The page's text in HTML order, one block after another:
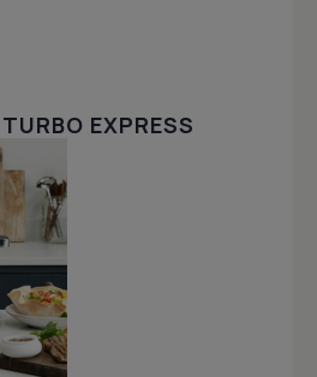
EXPRESS